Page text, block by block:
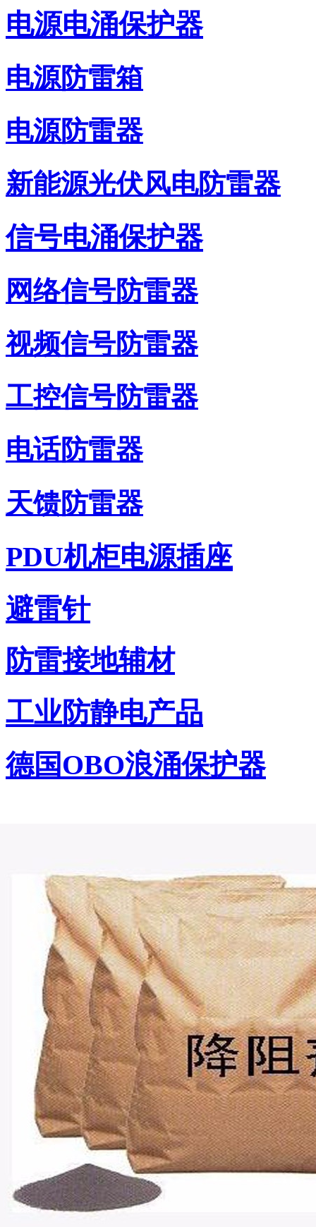
电源电涌保护器
电源防雷箱
电源防雷器
新能源光伏风电防雷器
信号电涌保护器
网络信号防雷器
视频信号防雷器
工控信号防雷器
电话防雷器
天馈防雷器
PDU机柜电源插座
避雷针
防雷接地辅材
工业防静电产品
德国OBO浪涌保护器